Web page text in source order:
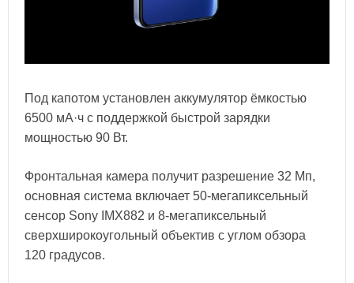
Под капотом установлен аккумулятор ёмкостью
6500 мА·ч с поддержкой быстрой зарядки
мощностью 90 Вт.
Фронтальная камера получит разрешение 32 Мп,
основная система включает 50-мегапиксельный
сенсор Sony IMX882 и 8-мегапиксельный
сверхширокоугольный объектив с углом обзора
120 градусов.